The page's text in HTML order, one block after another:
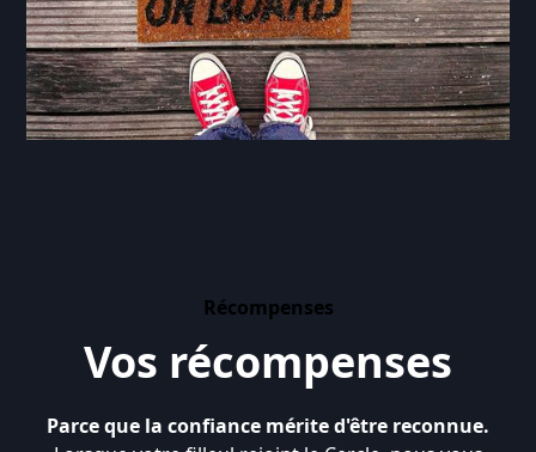
Récompenses
Vos récompenses
Parce que la confiance mérite d'être reconnue.